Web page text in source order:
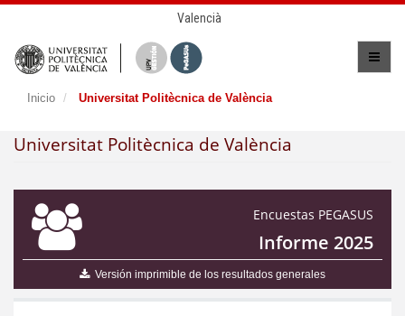
Valencià
Inicio Universitat Politècnica de València
Universitat Politècnica de València
Encuestas PEGASUS
Informe 2025
Versión imprimible de los resultados generales